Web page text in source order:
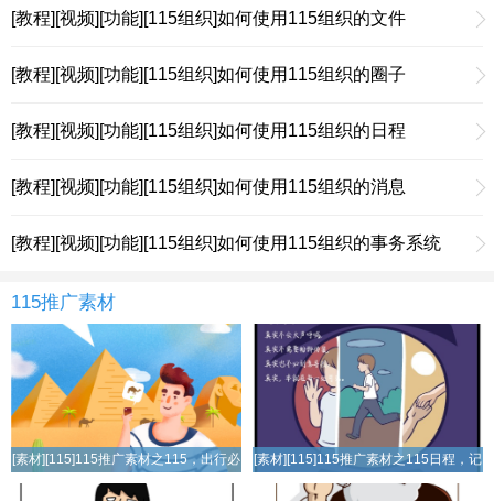
[教程][视频][功能][115组织]如何使用115组织的文件
[教程][视频][功能][115组织]如何使用115组织的圈子
[教程][视频][功能][115组织]如何使用115组织的日程
[教程][视频][功能][115组织]如何使用115组织的消息
[教程][视频][功能][115组织]如何使用115组织的事务系统
115推广素材
[素材][115]115推广素材之115，出行必
备神器
[素材][115]115推广素材之115日程，记
录所见的真实配图